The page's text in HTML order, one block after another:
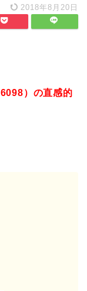
2018年8月20日
）の直感的